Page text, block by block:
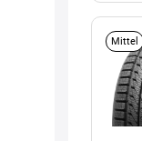
Mittel